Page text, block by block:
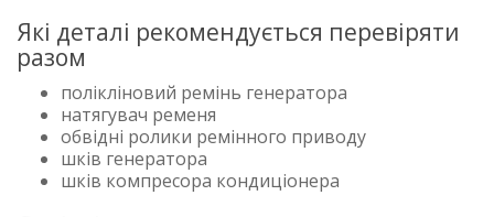
Які деталі рекомендується перевіряти
разом
полікліновий ремінь генератора
натягувач ременя
обвідні ролики ремінного приводу
шків генератора
шків компресора кондиціонера